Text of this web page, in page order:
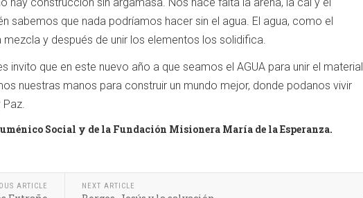
sabemos que nada podríamos hacer sin el agua. El agua, como el
y después de unir los elementos los solidifica.
invito que en este nuevo año a que seamos el AGUA para unir el material
nuestras manos para construir un mundo mejor, donde podanos vivir
Paz.
Social y de la Fundación Misionera María de la Esperanza.
ARTICLE NEXT ARTICLE